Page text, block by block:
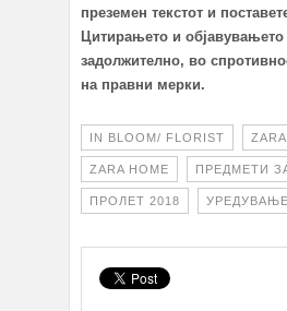
преземен текстот и
Цитирањето и објавувањето
задолжително, во
на правни мерки.
IN BLOOM/ FLORIST ZARA
ZARA HOME ПРЕДМЕТИ
ПРОЛЕТ 2018